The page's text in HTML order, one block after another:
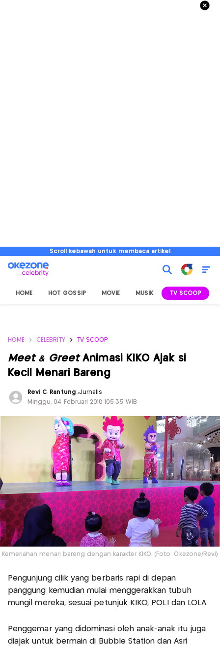
Scroll kebawah untuk membaca artikel
HOME HOT GOSSIP MOVIE MUSIK TV SCOOP
HOME CELEBRITY TV SCOOP
Meet & GreetAnimasi KIKO Ajak si
Kecil Menari Bareng
Revi C. Rantung ,Jurnalis
Minggu, 04 Februari 2018 |05:35 WIB
Kemeriahan menari bareng dengan karakter KIKO. (Foto: Okezone/Revi)
Pengunjung cilik yang berbaris rapi di depan
panggung kemudian mulai menggerakkan tubuh
mungil mereka, sesuai petunjuk KIKO, POLI dan LOLA.
Penggemar yang didominasi oleh anak-anak itu juga
diajak untuk bermain di Bubble Station dan Asri